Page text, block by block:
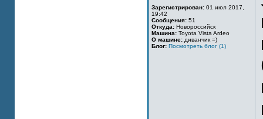
Зарегистрирован: 01 июл 2017,
19:42
Сообщения: 51
Откуда: Новороссийск
Машина: Toyota Vista Ardeo
О машине: диванчик =)
Блог: Посмотреть блог (1)